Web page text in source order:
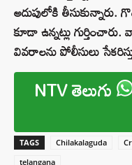
అదుపులోకి
కూడా ఉన్నట్లు
వివరాలను పోలీసులు
NTV తెలుగు
TAGS Chilakalaguda
telangana